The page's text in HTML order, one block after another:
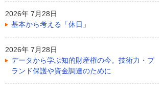
2026年 7月28日
基本から考える「休日」
2026年 7月28日
データから学ぶ知的財産権の今。技術力・ブ
ランド保護や資金調達のために